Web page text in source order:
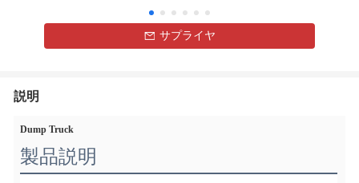
サプライヤ
説明
Dump Truck
製品説明